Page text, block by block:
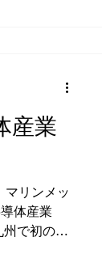
ームとし
きた取り
、中小企
宇宙産業
回より新
として選
） 20年に
とは、こ
産業
マリンメッ
体産業
で初の、